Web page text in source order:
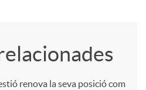
renova la seva posició com